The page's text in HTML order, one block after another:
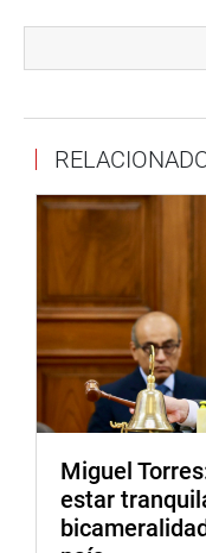
Director Ejecutivo del
Empresarial del Estado(
sobre la “Carretera
Comisión de Defensa del
que modifica la ley
estableciendo el
Asimismo, se presenta el
Rafael Muente
reclamos de usuarios y
hemiciclo Raúl Porras
de Energía y Minas
Hidrocarburos, en la sala
Miguel
estar